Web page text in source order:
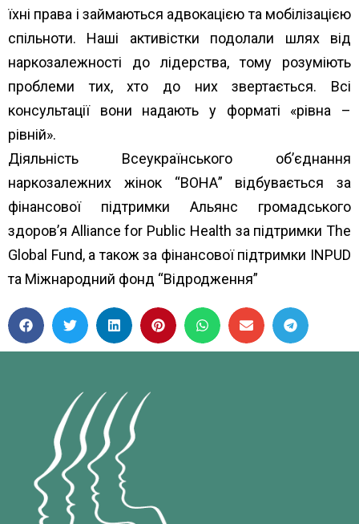
їхні права і займаються адвокацією та мобілізацією
спільноти. Наші активістки подолали шлях від
наркозалежності до лідерства, тому розуміють
проблеми тих, хто до них звертається. Всі
консультації вони надають у форматі «рівна –
рівній».
Діяльність Всеукраїнського об’єднання
наркозалежних жінок “ВОНА” відбувається за
фінансової підтримки Альянс громадського
здоров’я Alliance for Public Health за підтримки The
Global Fund, а також за фінансової підтримки INPUD
та Міжнародний фонд “Відродження”